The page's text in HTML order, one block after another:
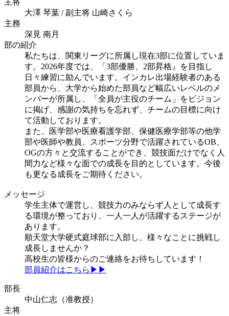
大澤 琴葉 / 副主将 山崎さくら
主務
深見 南月
部の紹介
私たちは、関東リーグに所属し現在3部に位置していま
す。2026年度では、「3部優勝、2部昇格』を目指し
日々練習に励んでいます。インカレ出場経験者のある
部員から、大学から始めた部員など幅広いレベルのメ
ンバーが所属し、「全員が主役のチーム」をビジョン
に掲げ、感謝の気持ちを忘れず、チームの目標に向け
て活動しております。
また、医学部や医療看護学部、保健医療学部等の他学
部や医師や教員、スポーツ分野で活躍されているOB、
OGの方々と交流することができ、競技面だけでなく人
間力など様々な面での成長を目的としています。今後
も更なる成長をご期待ください。
メッセージ
学生主体で運営し、競技力のみならず人として成長す
る環境が整っており、一人一人が活躍するステージが
あります。
順天堂大学硬式庭球部に入部し、様々なことに挑戦し
成長しませんか？
高校生の皆様からのご連絡をお待ちしています！
部員紹介はこちら▶▶
部長
中山仁志（准教授）
主将